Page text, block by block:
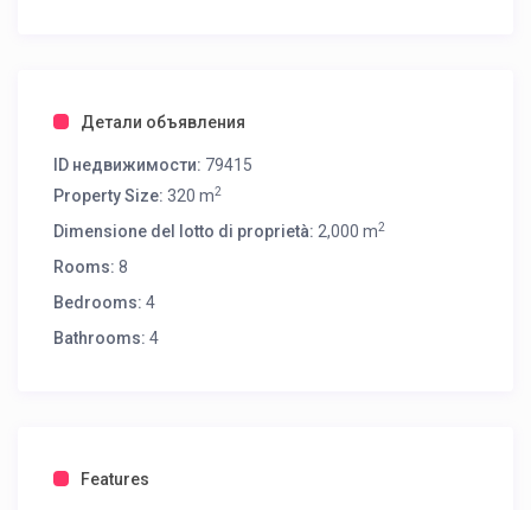
Детали объявления
ID недвижимости: 79415
Property Size: 320 m2
Dimensione del lotto di proprietà: 2,000 m2
Rooms: 8
Bedrooms: 4
Bathrooms: 4
Features